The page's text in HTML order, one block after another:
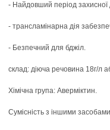
- Найдовший період захисної
- трансламінарна дія
- Безпечний для бджіл.
склад: діюча речовина 18г/л
Хімічна група: Аверміктин.
Сумісність з іншими